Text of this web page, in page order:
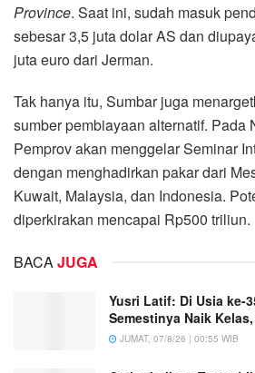
Province. Saat ini, sudah masuk
sebesar 3,5 juta dolar AS dan
juta euro dari Jerman.
Tak hanya itu, Sumbar juga
sumber pembiayaan alternatif. Pada
Pemprov akan menggelar Seminar
dengan menghadirkan pakar dari
Kuwait, Malaysia, dan Indonesia.
diperkirakan mencapai Rp500 triliun.
BACA JUGA
Yusri Latif: Di Usia ke-
Semestinya Naik
JUMAT, 07/8/26 | 00:55 WIB